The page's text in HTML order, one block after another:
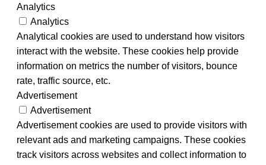
Analytics
Analytics
Analytical cookies are used to understand how visitors
interact with the website. These cookies help provide
information on metrics the number of visitors, bounce
rate, traffic source, etc.
Advertisement
Advertisement
Advertisement cookies are used to provide visitors with
relevant ads and marketing campaigns. These cookies
track visitors across websites and collect information to